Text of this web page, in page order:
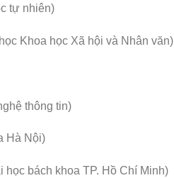
tự nhiên)
Khoa học Xã hội và Nhân văn)
thông tin)
Hà Nội)
bách khoa TP. Hồ Chí Minh)